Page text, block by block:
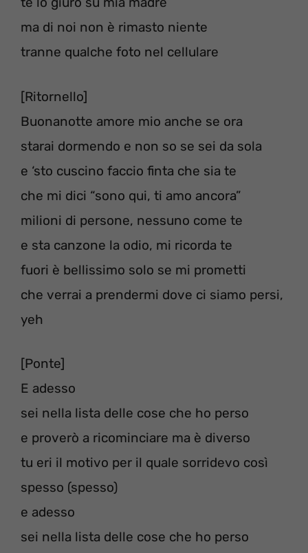
ma di noi non è rimasto niente
tranne qualche foto nel cellulare
[Ritornello]
Buonanotte amore mio anche se ora
starai dormendo e non so se sei da sola
e ‘sto cuscino faccio finta che sia te
che mi dici “sono qui, ti amo ancora”
milioni di persone, nessuno come te
e sta canzone la odio, mi ricorda te
fuori è bellissimo solo se mi prometti
che verrai a prendermi dove ci siamo persi,
yeh
[Ponte]
E adesso
sei nella lista delle cose che ho perso
e proverò a ricominciare ma è diverso
tu eri il motivo per il quale sorridevo così
spesso (spesso)
e adesso
sei nella lista delle cose che ho perso